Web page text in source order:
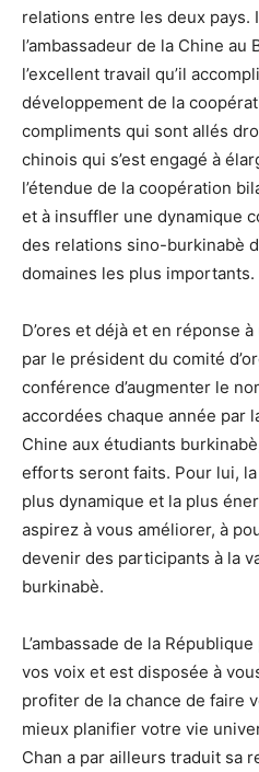
relations entre les deux
l’ambassadeur de la Chine au
l’excellent travail qu’il
développement de la
compliments qui sont allés
chinois qui s’est engagé à
l’étendue de la coopération
et à insuffler une dynamique
des relations sino-burkinabè
domaines les plus importants.
D’ores et déjà et en réponse
par le président du comité
conférence d’augmenter le
accordées chaque année par
Chine aux étudiants
efforts seront faits. Pour lui,
plus dynamique et la plus
aspirez à vous améliorer, à
devenir des participants à la
burkinabè.
L’ambassade de la
vos voix et est disposée à
profiter de la chance de faire
mieux planifier votre vie
Chan a par ailleurs traduit sa